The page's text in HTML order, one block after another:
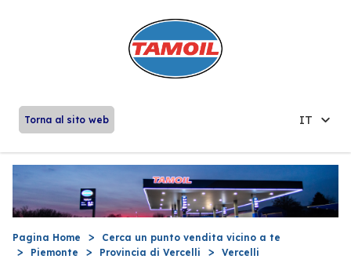
Torna al sito web IT
Pagina Home
Cerca un punto vendita vicino a te
Piemonte
Provincia di Vercelli
Vercelli